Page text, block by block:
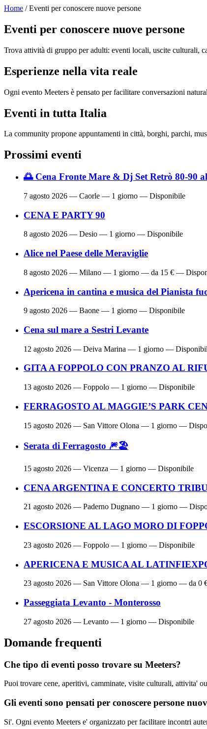
Home / Eventi per conoscere nuove persone
Eventi per conoscere nuove persone
Trova attività di gruppo per adulti: eventi locali, uscite culturali,
Esperienze nella vita reale
Ogni evento Meeters è pensato per facilitare conversazioni
Eventi in tutta Italia
La community propone appuntamenti in città, borghi, parchi,
Prossimi eventi
🌅 Cena Fronte Mare & Dj Set Retrò 80-90
7 agosto 2026 — Caorle — 1 giorno — Disponibile
CENA E PARTY 90
8 agosto 2026 — Desio — 1 giorno — Disponibile
Alice nel Paese delle Meraviglie
8 agosto 2026 — Milano — 1 giorno — da 15 € —
Apericena in cantina e musica del Pianista
9 agosto 2026 — Baone — 1 giorno — Disponibile
Cena sul mare a Sestri Levante
12 agosto 2026 — Deiva Marina — 1 giorno —
GITA A FOPPOLO CON PRANZO AL
13 agosto 2026 — Foppolo — 1 giorno — Disponibile
FERRAGOSTO AL MAGGIE’S PARK
15 agosto 2026 — San Vittore Olona — 1 giorno —
Serata di Ferragosto 🎆🏖
15 agosto 2026 — Vicenza — 1 giorno — Disponibile
CENA ARGENTINA E CONCERTO
21 agosto 2026 — Paderno Dugnano — 1 giorno —
ESCORSIONE AL LAGO MORO DI
23 agosto 2026 — Foppolo — 1 giorno — Disponibile
APERICENA E MUSICA AL
23 agosto 2026 — San Vittore Olona — 1 giorno — da 0
Passeggiata Levanto - Monterosso
27 agosto 2026 — Levanto — 1 giorno — Disponibile
Domande frequenti
Che tipo di eventi posso trovare su Meeters?
Puoi trovare cene, aperitivi, camminate, visite culturali, attivita'
Gli eventi sono pensati per conoscere persone
Si'. Ogni evento Meeters e' organizzato per facilitare incontri